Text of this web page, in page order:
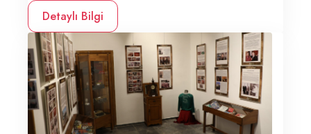
Detaylı Bilgi